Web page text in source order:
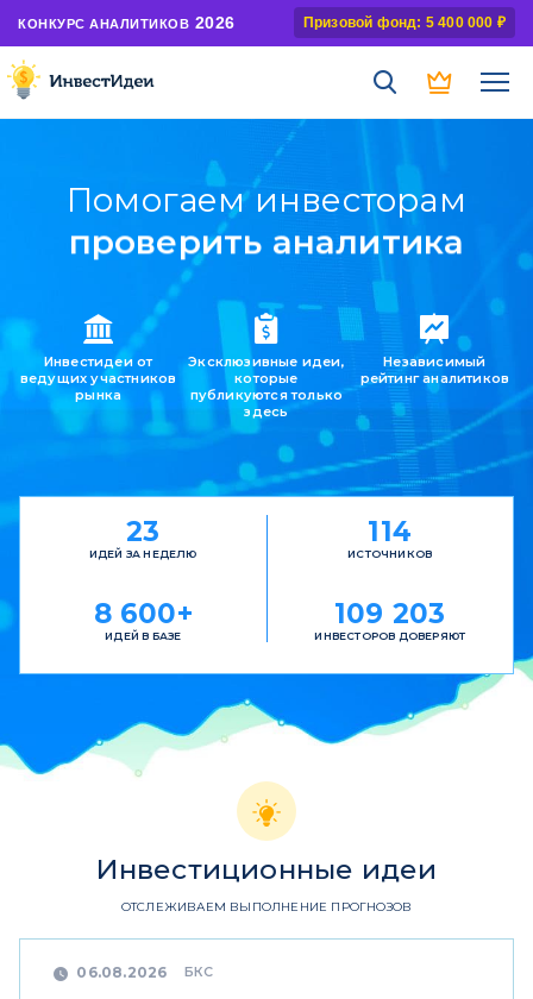
КОНКУРС АНАЛИТИКОВ 2026 Призовой фонд: 5 400 000 ₽
Помогаем инвесторам
найти идеи
Инвестидеи от
ведущих участников
рынка
Эксклюзивные идеи,
которые
публикуются только
здесь
Независимый
рейтинг аналитиков
23
ИДЕЙ ЗА НЕДЕЛЮ
114
ИСТОЧНИКОВ
8 600+
ИДЕЙ В БАЗЕ
109 203
ИНВЕСТОРОВ ДОВЕРЯЮТ
Инвестиционные идеи
ОТСЛЕЖИВАЕМ ВЫПОЛНЕНИЕ ПРОГНОЗОВ
06.08.2026 БКС